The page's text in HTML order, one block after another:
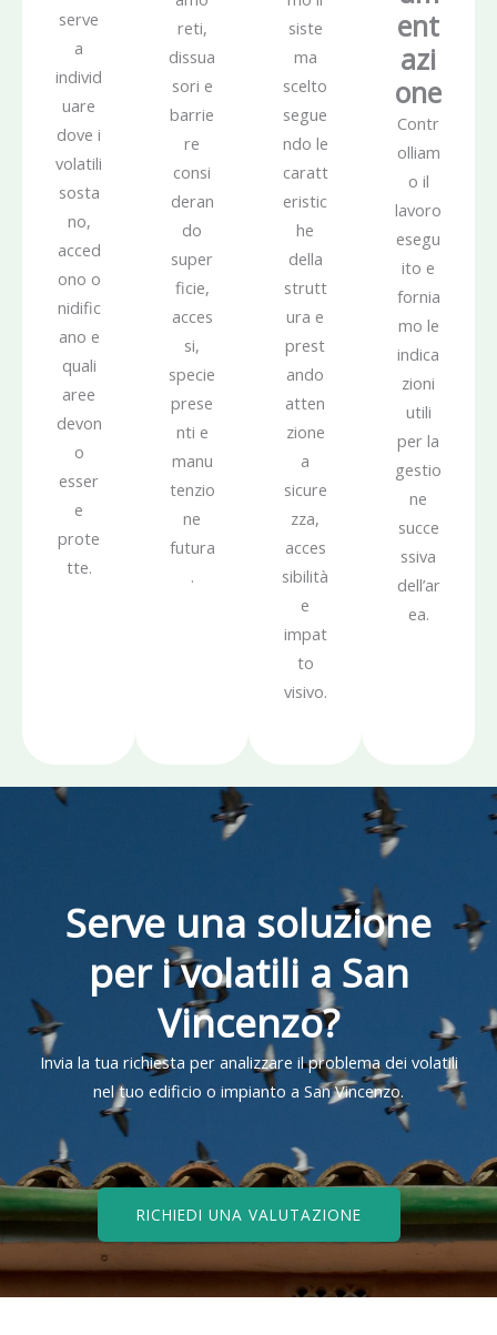
serve
a
individ
uare
dove i
volatili
sosta
no,
acced
ono o
nidific
ano e
quali
aree
devon
o
esser
e
prote
tte.
reti,
dissua
sori e
barrie
re
consi
deran
do
super
ficie,
acces
si,
specie
prese
nti e
manu
tenzio
ne
futura
.
siste
ma
scelto
segue
ndo le
caratt
eristic
he
della
strutt
ura e
prest
ando
atten
zione
a
sicure
zza,
acces
sibilità
e
impat
to
visivo.
ent
azi
one
Contr
olliam
o il
lavoro
esegu
ito e
fornia
mo le
indica
zioni
utili
per la
gestio
ne
succe
ssiva
dell’ar
ea.
Serve una soluzione
per i volatili a San
Vincenzo?
Invia la tua richiesta per analizzare il problema dei volatili
nel tuo edificio o impianto a San Vincenzo.
RICHIEDI UNA VALUTAZIONE